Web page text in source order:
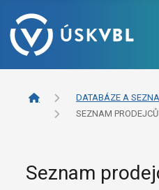
DATABÁZE A
SEZNAM
Seznam